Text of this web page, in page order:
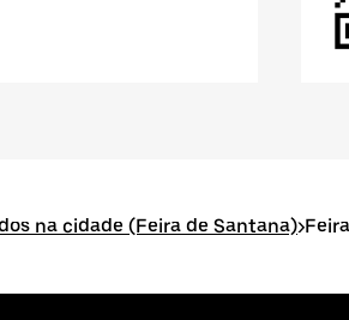
na cidade (Feira de Santana)>